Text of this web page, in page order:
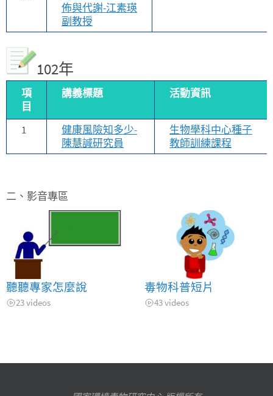
佈與代謝-江素瑛
副教授
102年
項
目
講義標題 活動資訊
1
健康風險知多少-
陳慧諴研究員
生物學科中心種子
教師訓練課程
二、影音專區
聽聽專家怎麼說
23 videos
毒物科普短片
43 videos